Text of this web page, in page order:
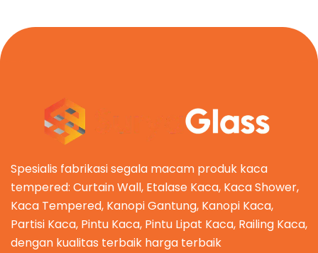
Spesialis fabrikasi segala macam produk kaca
tempered: Curtain Wall, Etalase Kaca, Kaca Shower,
Kaca Tempered, Kanopi Gantung, Kanopi Kaca,
Partisi Kaca, Pintu Kaca, Pintu Lipat Kaca, Railing Kaca,
dengan kualitas terbaik harga terbaik